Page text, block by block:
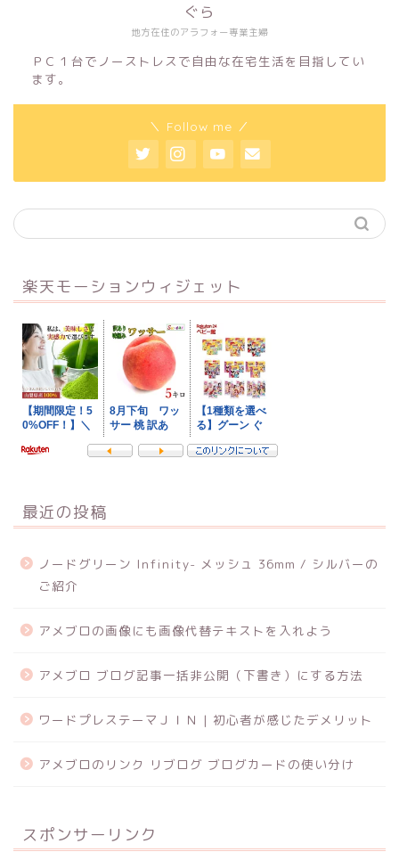
地方在住のアラフォー専業主婦
ぐら
ＰＣ１台でノーストレスで自由な在宅生活を目指してい
ます。
＼ Follow me ／
楽天モーションウィジェット
最近の投稿
ノードグリーン Infinity- メッシュ 36mm / シルバーの
ご紹介
アメブロの画像にも画像代替テキストを入れよう
アメブロ ブログ記事一括非公開（下書き）にする方法
ワードプレステーマＪＩＮ | 初心者が感じたデメリット
アメブロのリンク リブログ ブログカードの使い分け
スポンサーリンク